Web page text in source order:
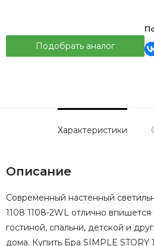
Подобрать аналог
Характеристики
Описание
Современный настенный
1108 1108-2WL отлично впишется
гостиной, спальни, детской и
дома. Купить Бра SIMPLE STORY